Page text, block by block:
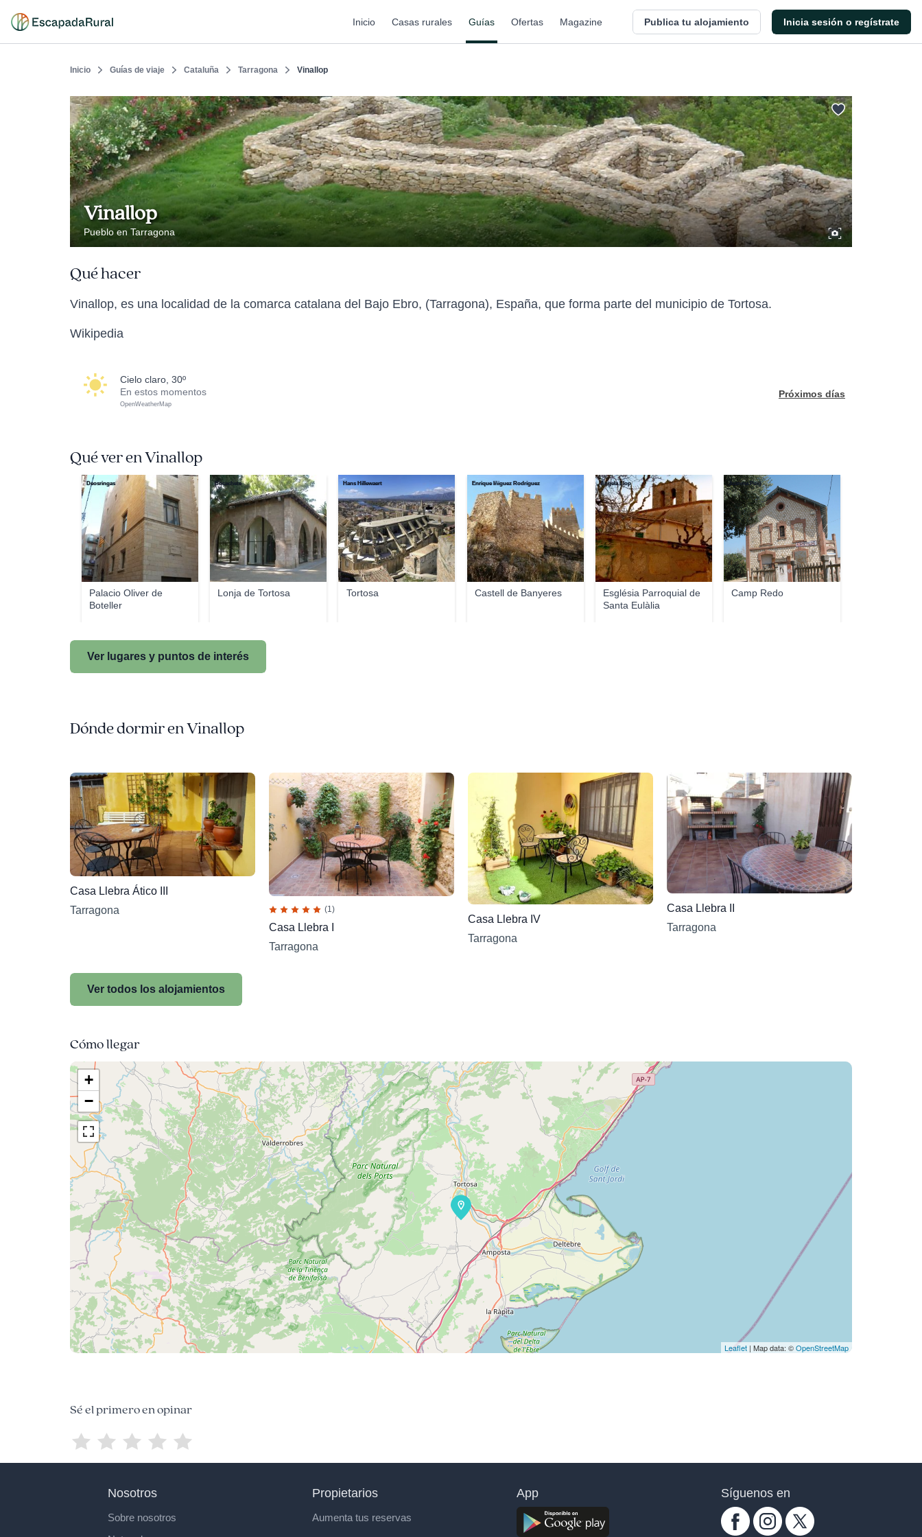
Inicio Casas rurales Guías Ofertas Magazine Publica tu alojamiento Inicia sesión o regístrate
Inicio Guías de viaje Cataluña Tarragona Vinallop
Vinallop
Pueblo en Tarragona
Qué hacer
Vinallop, es una localidad de la comarca catalana del Bajo Ebro, (Tarragona), España, que forma parte del municipio de Tortosa.
Wikipedia
cielo claro, 30º
En estos momentos
OpenWeatherMap
Próximos días
Qué ver en Vinallop
Palacio Oliver de
Boteller
Deosringas
Lonja de Tortosa
Bocachete
Tortosa
Hans Hillewaert
Castell de Banyeres
Enrique Íñiguez Rodríguez
Església Parroquial de
Santa Eulàlia
Àngela Llop
Camp Redo
Juanma Puig
Ver lugares y puntos de interés
Dónde dormir en Vinallop
Casa Llebra Ático III
Tarragona
(1)
Casa Llebra I
Tarragona
Casa Llebra IV
Tarragona
Casa Llebra II
Tarragona
Ver todos los alojamientos
Cómo llegar
+
−
Leaflet | Map data: ©OpenStreetMap
Sé el primero en opinar
Nosotros
Sobre nosotros
Propietarios
Aumenta tus reservas
App Síguenos en